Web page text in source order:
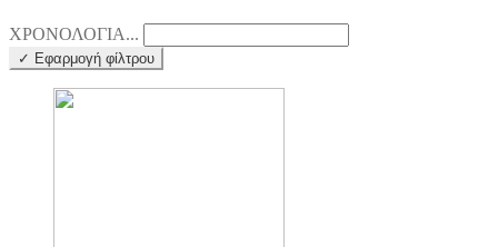
ΧΡΟΝΟΛΟΓΙΑ...
✓ Εφαρμογή φίλτρου